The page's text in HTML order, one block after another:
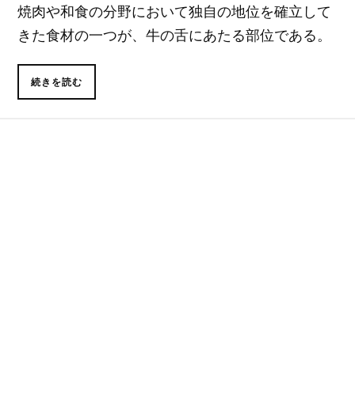
焼肉や和食の分野において独自の地位を確立して
きた食材の一つが、牛の舌にあたる部位である。
続きを読む